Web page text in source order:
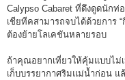
Calypso Cabaret ที่ดึงดูดนักท่
เชียทีคสามารถจบได้ด้วยการ
ต้องย้ายโลเคชันหลายรอบ
ถ้าคุณอยากเที่ยวให้คุ้มแบบไม่
เก็บบรรยากาศริมแม่น้ำก่อน แ